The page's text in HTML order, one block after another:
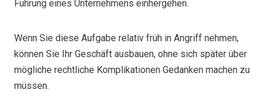
Führung eines Unternehmens einhergehen.
Wenn Sie diese Aufgabe relativ früh in Angriff nehmen,
können Sie Ihr Geschäft ausbauen, ohne sich später über
mögliche rechtliche Komplikationen Gedanken machen zu
müssen.